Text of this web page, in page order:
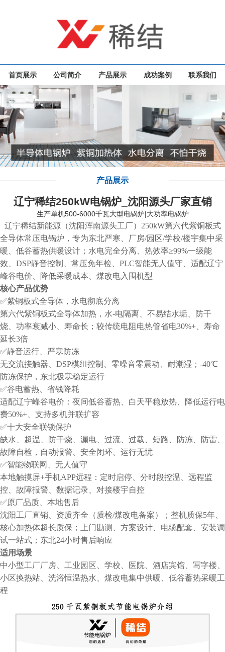
首页展示 公司简介 产品展示 成功案例 联系我们
产品展示
辽宁稀结250kW电锅炉_沈阳源头厂家直销
生产单机500-6000千瓦大型电锅炉|大功率电锅炉
辽宁稀结新能源（沈阳浑南源头工厂）250kW第六代紫铜板式
全导体常压电锅炉，专为东北严寒、厂房/园区/学校/楼宇集中采
暖、低谷蓄热供暖设计；水电完全分离、热效率≥99%一级能
效、DSP静音控制、常压免年检、PLC智能无人值守、适配辽宁
峰谷电价、降低采暖成本、煤改电入围机型
核心产品优势
✅紫铜板式全导体，水电彻底分离
第六代紫铜板式全导体加热，水-电隔离、不易结水垢、防干
烧、功率衰减小、寿命长；较传统电阻电热管省电30%+、寿命
延长3倍
✅静音运行、严寒防冻
无交流接触器、DSP模组控制、零噪音零震动、耐潮湿；-40℃
防冻保护，东北极寒稳定运行
✅谷电蓄热、省钱降耗
适配辽宁峰谷电价：夜间低谷蓄热、白天平稳放热、降低运行电
费50%+、支持多机并联扩容
✅十大安全联锁保护
缺水、超温、防干烧、漏电、过流、过载、短路、防冻、防雷、
故障自检，自动报警、安全闭环、运行无忧
✅智能物联网、无人值守
本地触摸屏+手机APP远程：定时启停、分时段控温、远程监
控、故障报警、数据记录、对接楼宇自控
✅原厂品质、本地售后
沈阳工厂直销、资质齐全（质检/煤改电备案）；整机质保5年、
核心加热体超长质保；上门勘测、方案设计、电缆配套、安装调
试一站式；东北24小时售后响应
适用场景
中小型工厂厂房、工业园区、学校、医院、酒店宾馆、写字楼、
小区换热站、洗浴恒温热水、煤改电集中供暖、低谷蓄热采暖工
程